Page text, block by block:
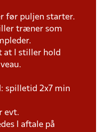
før puljen starter.
træner som
at I stiller hold
spilletid 2x7 min
evt.
I aftale på